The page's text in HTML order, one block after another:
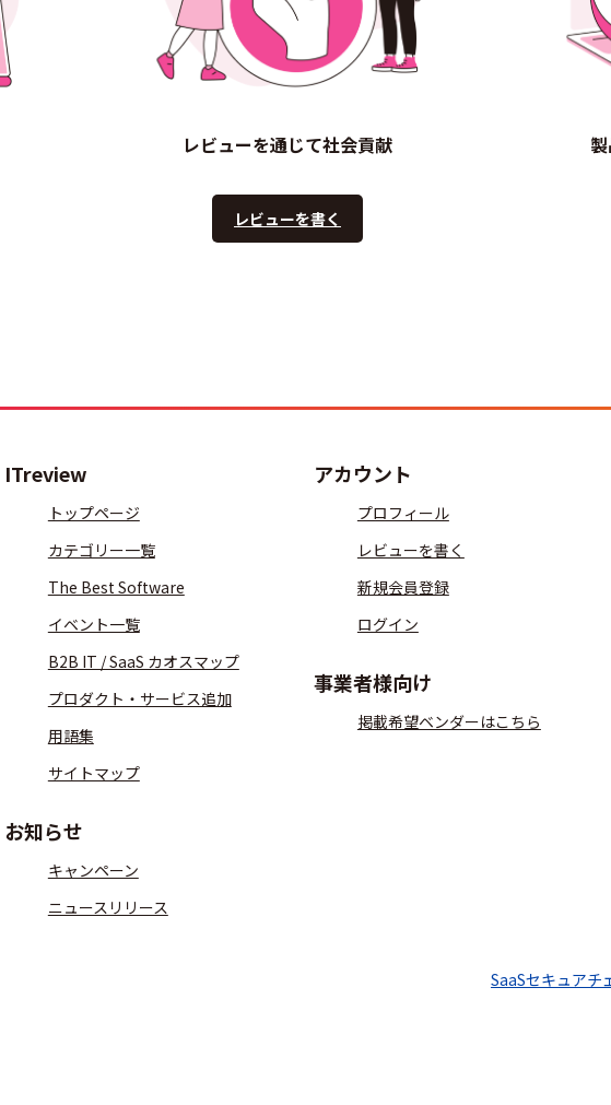
レビューを通じて社会貢献
レビューを書く
ITreview
トップページ
カテゴリー一覧
The Best Software
イベント一覧
B2B IT / SaaS カオスマップ
プロダクト・サービス追加
用語集
サイトマップ
お知らせ
キャンペーン
ニュースリリース
アカウント
プロフィール
レビューを書く
新規会員登録
ログイン
事業者様向け
掲載希望ベンダーはこちら
SaaSセキュアチ